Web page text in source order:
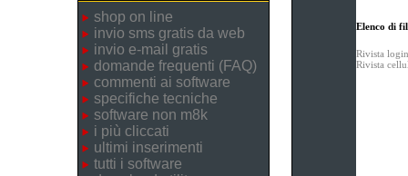
shop on line
invio sms gratis da web
invio e-mail gratis
domande frequenti (FAQ)
commenti ai software
specifiche tecniche
software non m8k
i più cliccati
ultimi inserimenti
tutti i software
Elenco di
Rivista
Rivista